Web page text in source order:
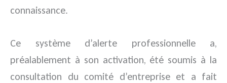
connaissance.
Ce système d’alerte professionnelle a,
préalablement à son activation, été soumis à la
consultation du comité d’entreprise et a fait